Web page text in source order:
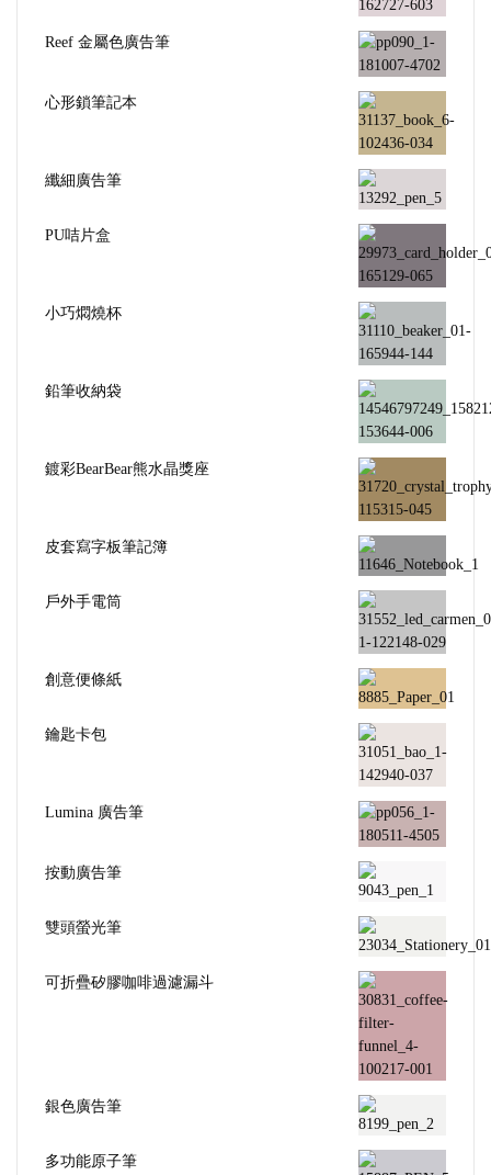
Reef 金屬色廣告筆
心形鎖筆記本
纖細廣告筆
PU咭片盒
小巧燜燒杯
鉛筆收納袋
鍍彩BearBear熊水晶獎座
皮套寫字板筆記簿
戶外手電筒
創意便條紙
鑰匙卡包
Lumina 廣告筆
按動廣告筆
雙頭螢光筆
可折疊矽膠咖啡過濾漏斗
銀色廣告筆
多功能原子筆